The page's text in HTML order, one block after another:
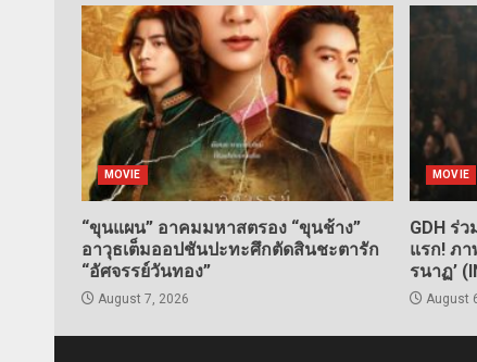
MOVIE
“ขุนแผน” อาคมมหาสตรอง “ขุนช้าง”
อาวุธเต็มออปชันปะทะศึกตัดสินชะตารัก
“อัศจรรย์วันทอง”
August 7, 2026
MOVIE
GDH ร่
แรก! ภ
รนาฏ’
August